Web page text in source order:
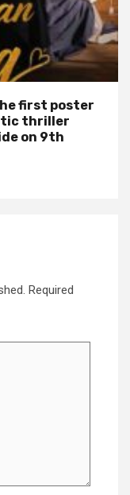
first poster
thriller
on 9th
Required